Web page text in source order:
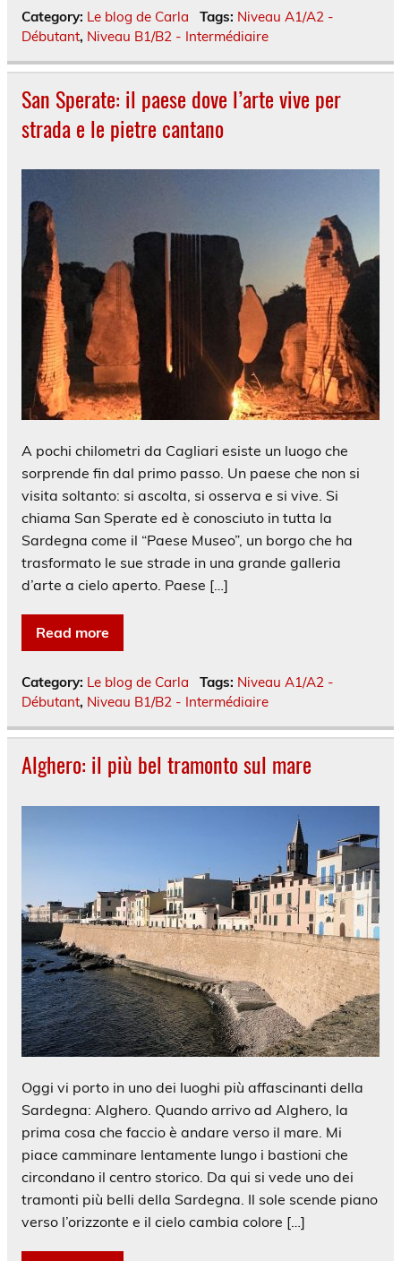
Category: Le blog de Carla Tags: Niveau A1/A2 -
Débutant, Niveau B1/B2 - Intermédiaire
San Sperate: il paese dove l’arte vive per
strada e le pietre cantano
A pochi chilometri da Cagliari esiste un luogo che
sorprende fin dal primo passo. Un paese che non si
visita soltanto: si ascolta, si osserva e si vive. Si
chiama San Sperate ed è conosciuto in tutta la
Sardegna come il “Paese Museo”, un borgo che ha
trasformato le sue strade in una grande galleria
d’arte a cielo aperto. Paese […]
Read more
Category: Le blog de Carla Tags: Niveau A1/A2 -
Débutant, Niveau B1/B2 - Intermédiaire
Alghero: il più bel tramonto sul mare
Oggi vi porto in uno dei luoghi più affascinanti della
Sardegna: Alghero. Quando arrivo ad Alghero, la
prima cosa che faccio è andare verso il mare. Mi
piace camminare lentamente lungo i bastioni che
circondano il centro storico. Da qui si vede uno dei
tramonti più belli della Sardegna. Il sole scende piano
verso l’orizzonte e il cielo cambia colore […]